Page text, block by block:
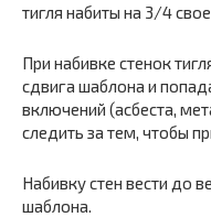
тигля набиты на 3/4
При набивке стенок
сдвига шаблона и
включений (асбеста,
следить за тем, чтобы
Набивку стен вести до
шаблона.